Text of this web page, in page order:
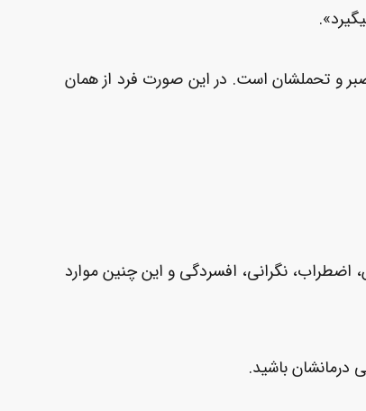
و تحملشان است. در این صورت فرد از همان
اضطراب، نگرانی، افسردگی و این چنین موارد
درمانشان باشید.